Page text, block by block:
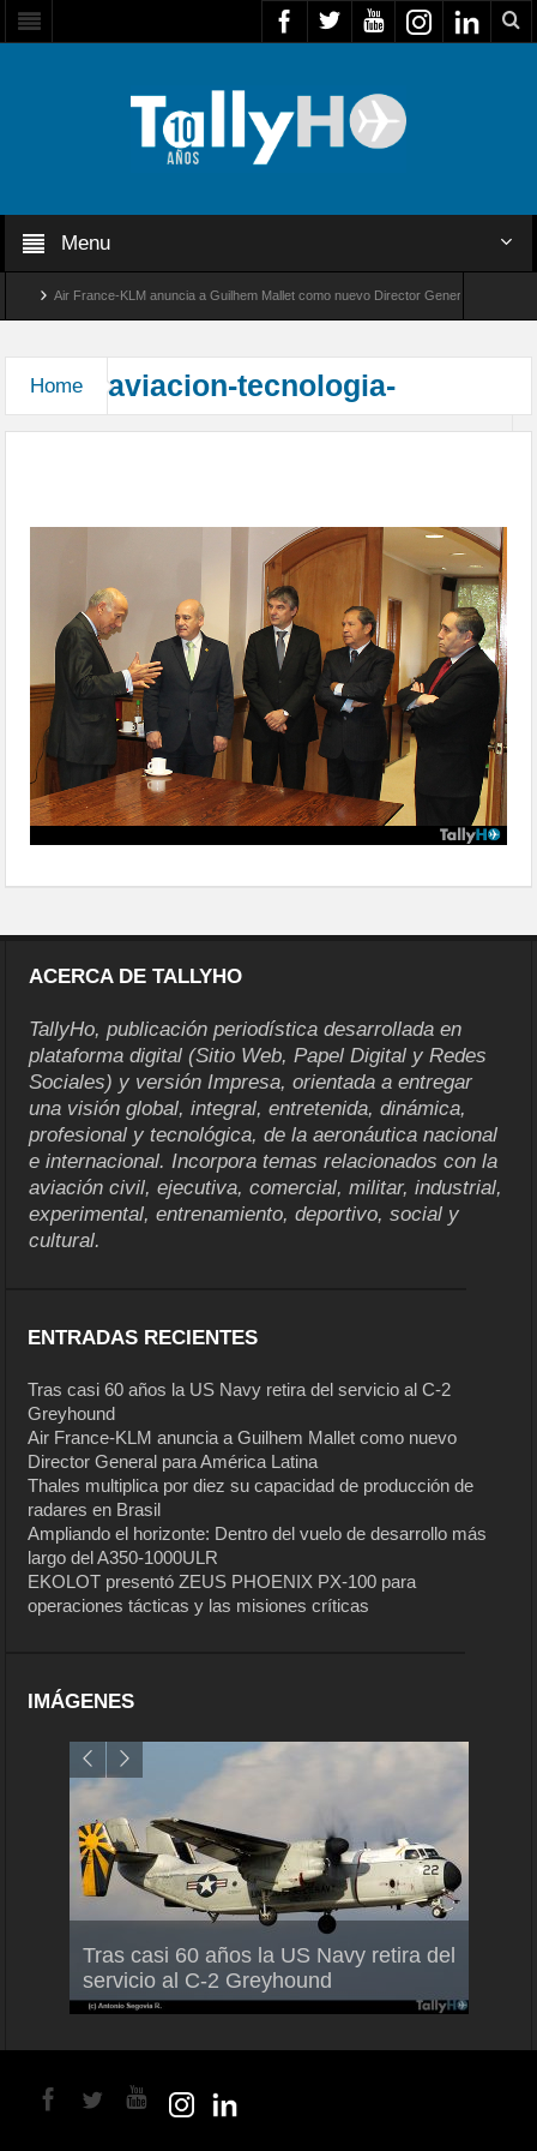
Menu
Air France-KLM anuncia a Guilhem Mallet como nuevo Director General para América
Home aviacion-tecnologia-
ACERCA DE TALLYHO
TallyHo, publicación periodística desarrollada en
plataforma digital (Sitio Web, Papel Digital y Redes
Sociales) y versión Impresa, orientada a entregar
una visión global, integral, entretenida, dinámica,
profesional y tecnológica, de la aeronáutica nacional
e internacional. Incorpora temas relacionados con la
aviación civil, ejecutiva, comercial, militar, industrial,
experimental, entrenamiento, deportivo, social y
cultural.
ENTRADAS RECIENTES
Tras casi 60 años la US Navy retira del servicio al C-2
Greyhound
Air France-KLM anuncia a Guilhem Mallet como nuevo
Director General para América Latina
Thales multiplica por diez su capacidad de producción de
radares en Brasil
Ampliando el horizonte: Dentro del vuelo de desarrollo más
largo del A350-1000ULR
EKOLOT presentó ZEUS PHOENIX PX-100 para
operaciones tácticas y las misiones críticas
IMÁGENES
Tras casi 60 años la US Navy retira del
servicio al C-2 Greyhound
Air France-KLM anuncia a Guilhem
Mallet como nuevo Director General
para América Latina